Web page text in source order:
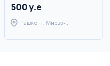
500 y.e
Ташкент, Мирзо-